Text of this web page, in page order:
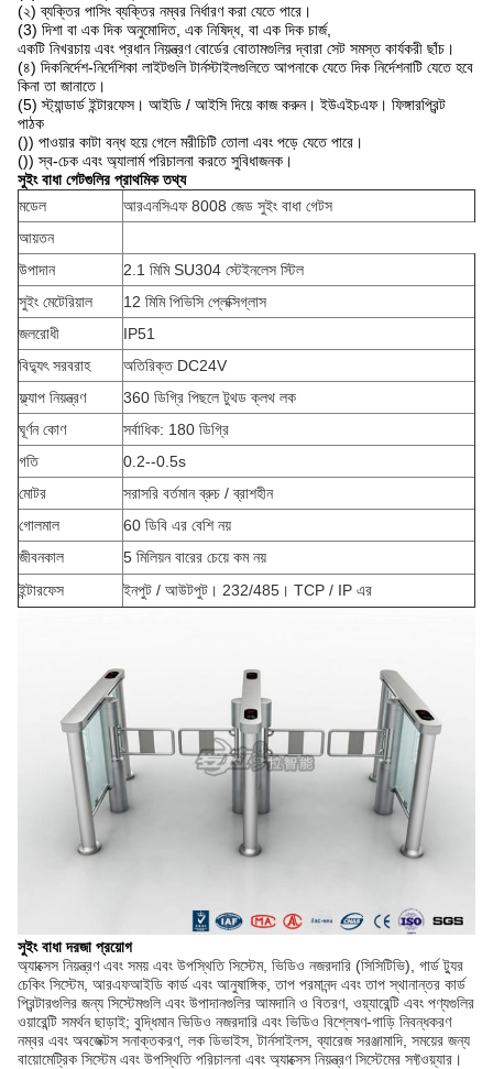
(২) ব্যক্তির পাসিং ব্যক্তির নম্বর নির্ধারণ করা যেতে পারে।
(3) দিশা বা এক দিক অনুমোদিত, এক নিষিদ্ধ, বা এক দিক চার্জ,
একটি নিখরচায় এবং প্রধান নিয়ন্ত্রণ বোর্ডের বোতামগুলির দ্বারা সেট সমস্ত কার্যকরী ছাঁচ।
(৪) দিকনির্দেশ-নির্দেশিকা লাইটগুলি টার্নস্টাইলগুলিতে আপনাকে যেতে দিক নির্দেশনাটি যেতে হবে
কিনা তা জানাতে।
(5) স্ট্যান্ডার্ড ইন্টারফেস। আইডি / আইসি দিয়ে কাজ করুন। ইউএইচএফ। ফিঙ্গারপ্রিন্ট
পাঠক
()) পাওয়ার কাটা বন্ধ হয়ে গেলে মরীচিটি তোলা এবং পড়ে যেতে পারে।
()) স্ব-চেক এবং অ্যালার্ম পরিচালনা করতে সুবিধাজনক।
সুইং বাধা গেটগুলির প্রাথমিক তথ্য
মডেল
আরএনসিএফ 8008 জেড সুইং বাধা গেটস
আয়তন
উপাদান
2.1 মিমি SU304 স্টেইনলেস স্টিল
সুইং মেটেরিয়াল
12 মিমি পিভিসি প্লেক্সিগ্লাস
জলরোধী
IP51
বিদ্যুৎ সরবরাহ
অতিরিক্ত DC24V
ফ্ল্যাপ নিয়ন্ত্রণ
360 ডিগ্রি পিছলে টুথড ক্লথ লক
ঘূর্ণন কোণ
সর্বাধিক: 180 ডিগ্রি
গতি
0.2--0.5s
মোটর
সরাসরি বর্তমান ব্রুচ / ব্রাশহীন
গোলমাল
60 ডিবি এর বেশি নয়
জীবনকাল
5 মিলিয়ন বারের চেয়ে কম নয়
ইন্টারফেস
ইনপুট / আউটপুট। 232/485। TCP / IP এর
সুইং বাধা দরজা প্রয়োগ
অ্যাক্সেস নিয়ন্ত্রণ এবং সময় এবং উপস্থিতি সিস্টেম, ভিডিও নজরদারি (সিসিটিভি), গার্ড ট্যুর
চেকিং সিস্টেম, আরএফআইডি কার্ড এবং আনুষাঙ্গিক, তাপ পরমানন্দ এবং তাপ স্থানান্তর কার্ড
প্রিন্টারগুলির জন্য সিস্টেমগুলি এবং উপাদানগুলির আমদানি ও বিতরণ, ওয়্যারেন্টি এবং পণ্যগুলির
ওয়ারেন্টি সমর্থন ছাড়াই; বুদ্ধিমান ভিডিও নজরদারি এবং ভিডিও বিশ্লেষণ-গাড়ি নিবন্ধকরণ
নম্বর এবং অবজেক্টস সনাক্তকরণ, লক ডিভাইস, টার্নসাইলস, ব্যারেজ সরঞ্জামাদি, সময়ের জন্য
বায়োমেট্রিক সিস্টেম এবং উপস্থিতি পরিচালনা এবং অ্যাক্সেস নিয়ন্ত্রণ সিস্টেমের সফ্টওয়্যার।